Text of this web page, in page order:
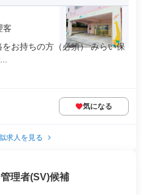
客
お持ちの方（必須） みらい保
気になる
求人を見る
理者(SV)候補